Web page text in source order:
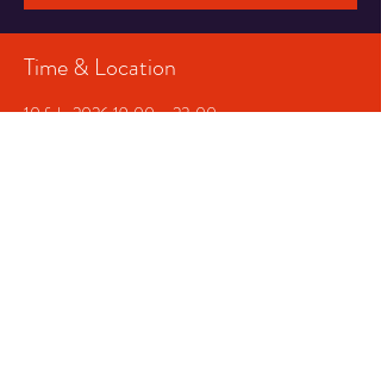
Time & Location
10 feb. 2026 19:00 – 23:00